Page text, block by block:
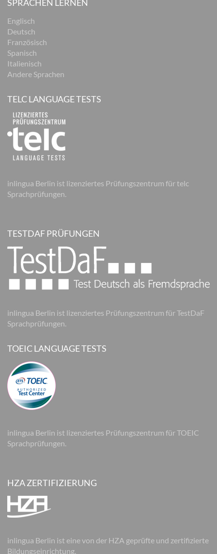
SPRACHEN LERNEN
Englisch
Deutsch
Französisch
Spanisch
Italienisch
Andere Sprachen
TELC LANGUAGE TESTS
inlingua Berlin ist lizenziertes Prüfungszentrum für telc
Sprachprüfungen.
TESTDAF PRÜFUNGEN
inlingua Berlin ist lizenziertes Prüfungszentrum für TestDaF
Sprachprüfungen.
TOEIC LANGUAGE TESTS
inlingua Berlin ist lizenziertes Prüfungszentrum für TOEIC
Sprachprüfungen.
HZA ZERTIFIZIERUNG
inlingua Berlin ist eine von der HZA geprüfte und zertifizierte
Bildungseinrichtung.